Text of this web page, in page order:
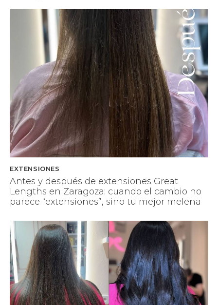
EXTENSIONES
Antes y después de extensiones Great
Lengths en Zaragoza: cuando el cambio no
parece “extensiones”, sino tu mejor melena